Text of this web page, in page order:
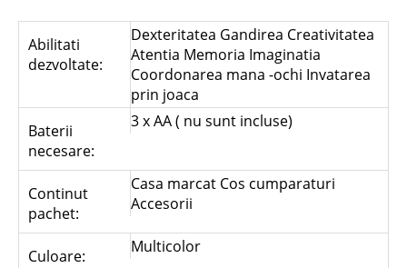
Abilitati
dezvoltate:
Dexteritatea Gandirea Creativitatea
Atentia Memoria Imaginatia
Coordonarea mana -ochi Invatarea
prin joaca
Baterii
necesare:
3 x AA ( nu sunt incluse)
Continut
pachet:
Casa marcat Cos cumparaturi
Accesorii
Culoare: Multicolor